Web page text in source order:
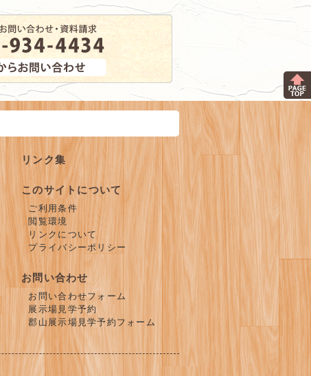
リンク集
このサイトについて
ご利用条件
閲覧環境
リンクについて
プライバシーポリシー
お問い合わせ
お問い合わせフォーム
展示場見学予約
郡山展示場見学予約フォーム